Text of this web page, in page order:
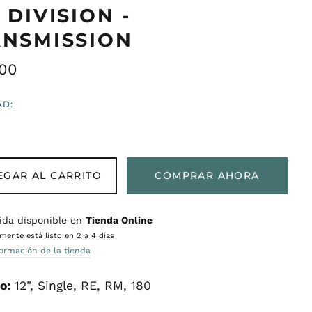
DIVISION -
AL CARRITO COMPRAR AHORA
disponible en Tienda Online
está listo en 2 a 4 días
de la tienda
12", Single, RE, RM, 180